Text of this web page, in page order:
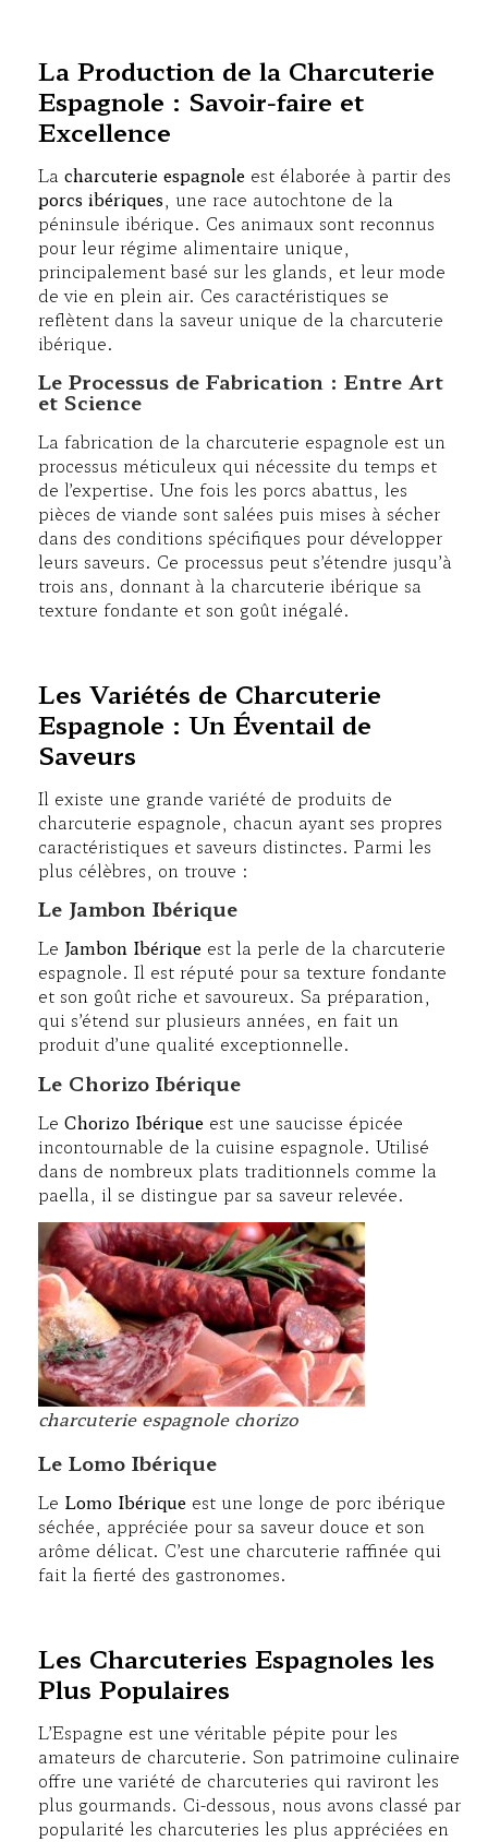
La Production de la Charcuterie
Espagnole : Savoir-faire et
Excellence
La charcuterie espagnole est élaborée à partir des
porcs ibériques , une race autochtone de la
péninsule ibérique. Ces animaux sont reconnus
pour leur régime alimentaire unique,
principalement basé sur les glands, et leur mode
de vie en plein air. Ces caractéristiques se
reflètent dans la saveur unique de la charcuterie
ibérique.
Le Processus de Fabrication : Entre Art
et Science
La fabrication de la charcuterie espagnole est un
processus méticuleux qui nécessite du temps et
de l’expertise. Une fois les porcs abattus, les
pièces de viande sont salées puis mises à sécher
dans des conditions spécifiques pour développer
leurs saveurs. Ce processus peut s’étendre jusqu’à
trois ans, donnant à la charcuterie ibérique sa
texture fondante et son goût inégalé.
Les Variétés de Charcuterie
Espagnole : Un Éventail de
Saveurs
Il existe une grande variété de produits de
charcuterie espagnole, chacun ayant ses propres
caractéristiques et saveurs distinctes. Parmi les
plus célèbres, on trouve :
Le Jambon Ibérique
Le Jambon Ibérique est la perle de la charcuterie
espagnole. Il est réputé pour sa texture fondante
et son goût riche et savoureux. Sa préparation,
qui s’étend sur plusieurs années, en fait un
produit d’une qualité exceptionnelle.
Le Chorizo Ibérique
Le Chorizo Ibérique est une saucisse épicée
incontournable de la cuisine espagnole. Utilisé
dans de nombreux plats traditionnels comme la
paella, il se distingue par sa saveur relevée.
charcuterie espagnole chorizo
Le Lomo Ibérique
Le Lomo Ibérique est une longe de porc ibérique
séchée, appréciée pour sa saveur douce et son
arôme délicat. C’est une charcuterie raffinée qui
fait la fierté des gastronomes.
Les Charcuteries Espagnoles les
Plus Populaires
L’Espagne est une véritable pépite pour les
amateurs de charcuterie. Son patrimoine culinaire
offre une variété de charcuteries qui raviront les
plus gourmands. Ci-dessous, nous avons classé par
popularité les charcuteries les plus appréciées en